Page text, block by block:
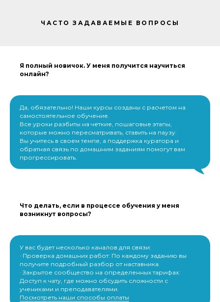
ЧАСТО ЗАДАВАЕМЫЕ ВОПРОСЫ
Я полный новичок. У меня получится научиться
онлайн?
Да, обязательно! Наши курсы созданы с расчетом на
самостоятельное обучение.
Все уроки разбиты на четкие, пошаговые этапы,
которые можно пересматривать, ставить на паузу.
Вы учитесь в своем темпе, а поддержка куратора и
обратная связь по домашним заданиям помогут вам
прогрессировать.
Что делать, если в процессе обучения у меня
возникнут вопросы?
У вас будет несколько каналов для связи:
· Проверка домашних работ: По каждому заданию вы
получите подробный разбор от наставника.
· Закрытое сообщество на определенных тарифах:
Доступ к чату, где можно обсудить сложности с
учениками и преподавателями.
Посмотреть наши способы оплаты